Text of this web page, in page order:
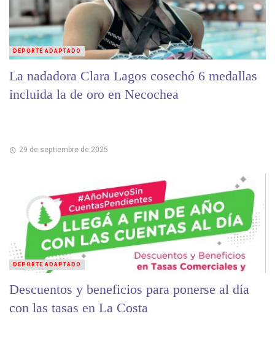
La nadadora Clara Lagos cosechó 6 medallas
incluida la de oro en Necochea
29 de septiembre de 2025
DEPORTE ADAPTADO
Descuentos y beneficios para ponerse al día
con las tasas en La Costa
DEPORTE ADAPTADO